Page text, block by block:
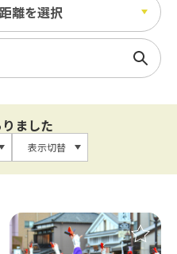
離を選択
検索
ました
表示切替